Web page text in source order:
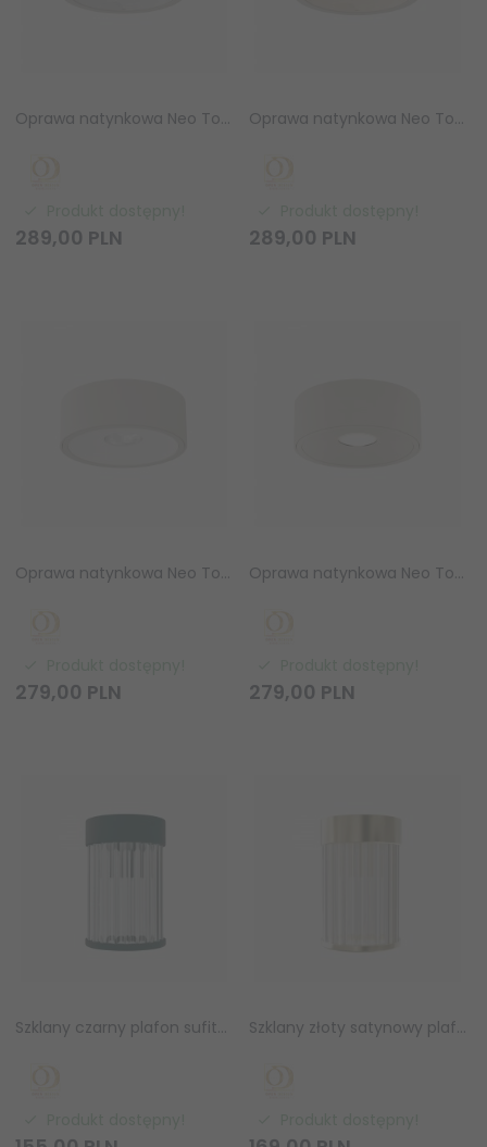
Oprawa natynkowa Neo Toupe Slim / Ufo Cromo LED 10,5W 3000K Orlicki Design OR86461
289,00 PLN
Oprawa natynkowa Neo Toupe Slim / Ufo Gold LED 10,5W 3000K Orlicki Design OR86454
289,00 PLN
Oprawa natynkowa Neo Toupe Slim / Ufo Bianco LED 10,5W 3000K Orlicki Design OR86447
279,00 PLN
Oprawa natynkowa Neo Toupe Slim / Ufo Toupe LED 10,5W 3000K Orlicki Design OR86256
279,00 PLN
Szklany czarny plafon sufitowy FIATTO PL Nero 8 Orlicki Design OR86102 Szklany złoty satynowy plafon sufitowy FIATTO PL OLD GOLD 8 Orlicki Design OR86096